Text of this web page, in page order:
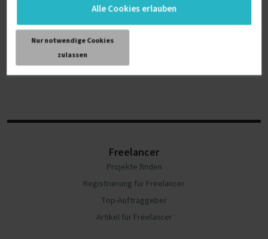
Alle Cookies erlauben
Nur notwendige Cookies
zulassen
heute passende Angebote.
Jetzt Projekt erstellen
Freelancer
Projekte finden
Registrierung für Freelancer
Top-Auftraggeber
Artikel für Freelancer